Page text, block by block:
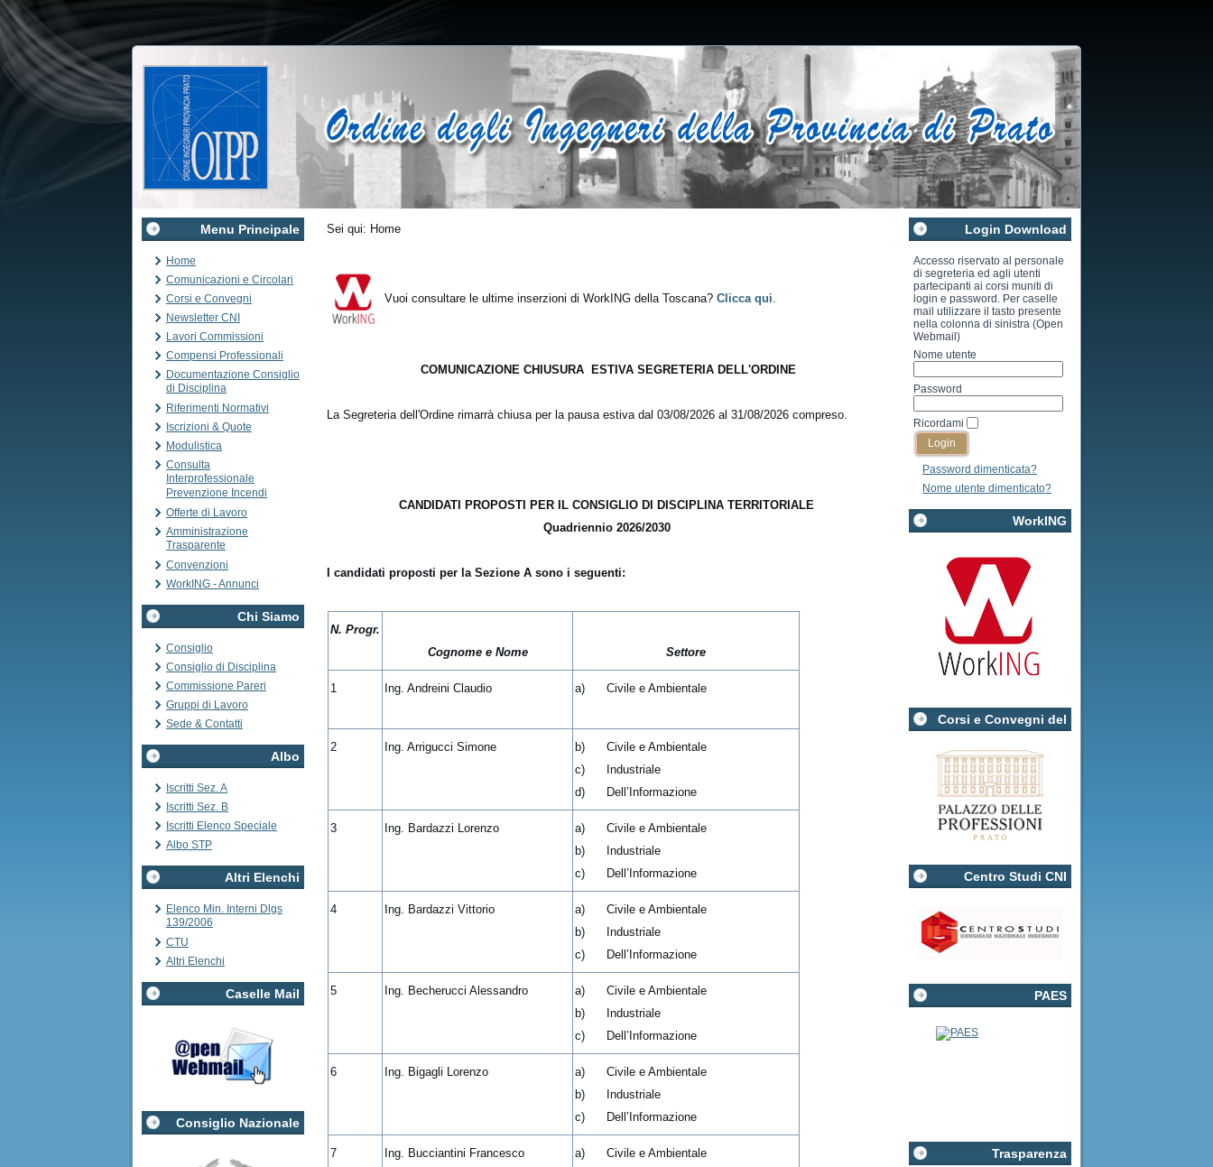
Menu Principale
Home
Comunicazioni e Circolari
Corsi e Convegni
Newsletter CNI
Lavori Commissioni
Compensi Professionali
Documentazione Consiglio
di Disciplina
Riferimenti Normativi
Iscrizioni & Quote
Modulistica
Consulta
Interprofessionale
Prevenzione Incendi
Offerte di Lavoro
Amministrazione
Trasparente
Convenzioni
WorkING - Annunci
Chi Siamo
Consiglio
Consiglio di Disciplina
Commissione Pareri
Gruppi di Lavoro
Sede & Contatti
Albo
Iscritti Sez. A
Iscritti Sez. B
Iscritti Elenco Speciale
Albo STP
Altri Elenchi
Elenco Min. Interni Dlgs
139/2006
CTU
Altri Elenchi
Caselle Mail
Consiglio Nazionale
Sei qui: Home
Vuoi consultare le ultime inserzioni di WorkING della Toscana? Clicca qui
COMUNICAZIONE CHIUSURA ESTIVA SEGRETERIA DELL'ORDINE
La Segreteria dell'Ordine rimarrà chiusa per la pausa estiva dal 03/08/2026 al 31/08/2026 compreso.
CANDIDATI PROPOSTI PER IL CONSIGLIO DI DISCIPLINA TERRITORIALE
Quadriennio 2026/2030
I candidati proposti per la Sezione A sono i seguenti:
N. Progr.
Cognome e Nome
Settore
1 Ing. Andreini Claudio a) Civile e Ambientale
2 Ing. Arrigucci Simone
b) Civile e Ambientale
c) Industriale
d) Dell’Informazione
3 Ing. Bardazzi Lorenzo
a) Civile e Ambientale
b) Industriale
c) Dell’Informazione
4 Ing. Bardazzi Vittorio
a) Civile e Ambientale
b) Industriale
c) Dell’Informazione
5 Ing. Becherucci Alessandro
a) Civile e Ambientale
b) Industriale
c) Dell’Informazione
6 Ing. Bigagli Lorenzo
a) Civile e Ambientale
b) Industriale
c) Dell’Informazione
7 Ing. Bucciantini Francesco
a) Civile e Ambientale
Login Download
Accesso riservato al personale
di segreteria ed agli utenti
partecipanti ai corsi muniti di
login e password. Per caselle
mail utilizzare il tasto presente
nella colonna di sinistra (Open
Webmail)
Nome utente
Password
Ricordami
Password dimenticata?
Nome utente dimenticato?
WorkING
Corsi e Convegni del
Centro Studi CNI
PAES
Trasparenza